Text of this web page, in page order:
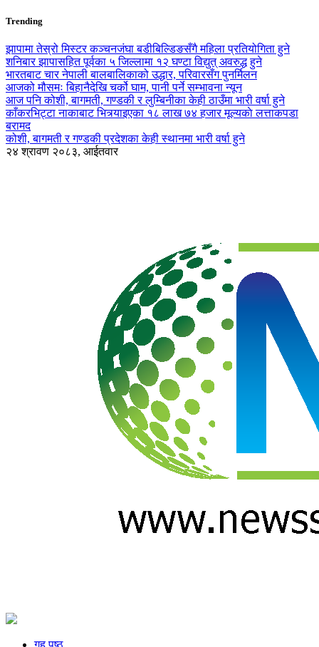
Trending
झापामा तेस्रो मिस्टर कञ्चनजंघा बडीबिल्डिङसँगै महिला प्रतियोगिता हुने
शनिबार झापासहित पूर्वका ५ जिल्लामा १२ घण्टा विद्युत् अवरुद्ध हुने
भारतबाट चार नेपाली बालबालिकाको उद्धार, परिवारसँग पुनर्मिलन
आजको मौसमः बिहानैदेखि चर्को घाम, पानी पर्ने सम्भावना न्यून
आज पनि कोशी, बागमती, गण्डकी र लुम्बिनीका केही ठाउँमा भारी वर्षा हुने
काँकरभिट्टा नाकाबाट भित्र्याइएका १८ लाख ७४ हजार मूल्यकाे लत्ताकपडा
बरामद
कोशी, बागमती र गण्डकी प्रदेशका केही स्थानमा भारी वर्षा हुने
२४ श्रावण २०८३, आईतवार